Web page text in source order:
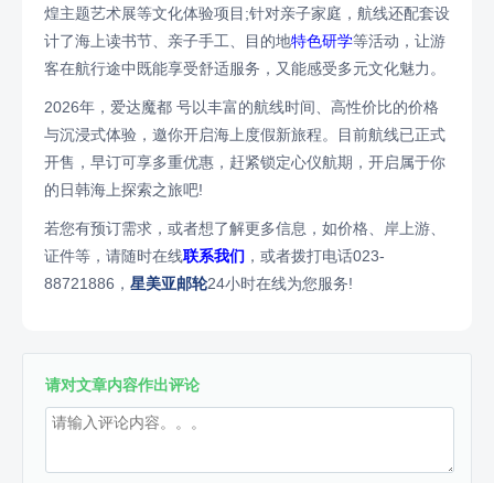
煌主题艺术展等文化体验项目;针对亲子家庭，航线还配套设
计了海上读书节、亲子手工、目的地特色研学等活动，让游
客在航行途中既能享受舒适服务，又能感受多元文化魅力。
2026年，爱达魔都 号以丰富的航线时间、高性价比的价格
与沉浸式体验，邀你开启海上度假新旅程。目前航线已正式
开售，早订可享多重优惠，赶紧锁定心仪航期，开启属于你
的日韩海上探索之旅吧!
若您有预订需求，或者想了解更多信息，如价格、岸上游、
证件等，请随时在线联系我们 ，或者拨打电话023-
88721886， 星美亚邮轮24小时在线为您服务!
请对文章内容作出评论